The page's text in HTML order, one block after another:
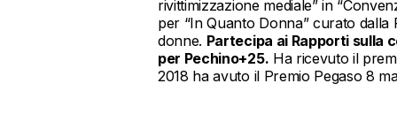
rivittimizzazione mediale” in
per “In Quanto Donna” curato
donne. Partecipa ai Rapporti sulla
per Pechino+25. Ha ricevuto il
2018 ha avuto il Premio Pegaso 8